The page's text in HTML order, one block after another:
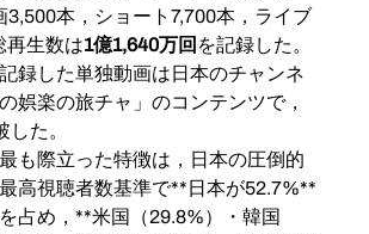
3,500本，ショート7,700本，ライブ
再生数は1億1,640万回 を記録した。
録した単独動画は日本のチャンネ
娯楽の旅チャ」のコンテンツで，
した。
も際立った特徴は，日本の圧倒的
高視聴者数基準で**日本が52.7%**
占め，**米国（29.8%）・韓国